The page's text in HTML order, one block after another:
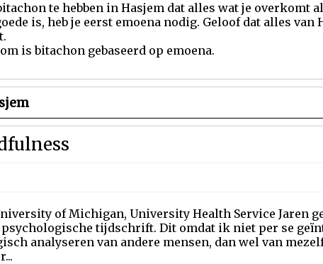
te hebben in Hasjem dat alles wat je overkomt
is, heb je eerst emoena nodig. Geloof dat alles van
is bitachon gebaseerd op emoena.
of Michigan, University Health Service Jaren
psychologische tijdschrift. Dit omdat ik niet per se
analyseren van andere mensen, dan wel van